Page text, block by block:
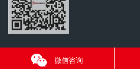
微信咨询